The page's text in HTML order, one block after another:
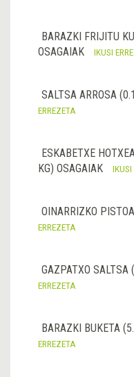
BARAZKI FRIJITU
OSAGAIAK
IKUSI
SALTSA ARROSA
ERREZETA
ESKABETXE
KG) OSAGAIAK
IKUSI
OINARRIZKO
ERREZETA
GAZPATXO SALTSA
ERREZETA
BARAZKI BUKETA
ERREZETA